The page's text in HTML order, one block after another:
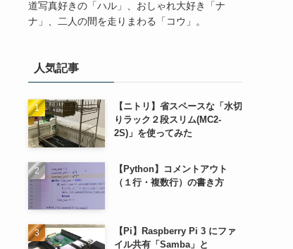
道写真好きの「ハル」、おしゃれ大好き「ナ
ナ」、二人の間を走りまわる「コウ」。
人気記事
【ニトリ】省スペースな「水切
りラック２段スリム(MC2-
2S)」を使ってみた
【Python】コメントアウト
（１行・複数行）の書き方
【Pi】Raspberry Pi 3 にファ
イル共有「Samba」と